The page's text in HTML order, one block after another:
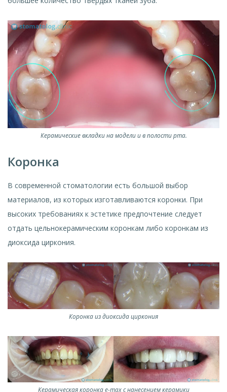
Керамические вкладки на модели и в полости рта.
Коронка
В современной стоматологии есть большой выбор
материалов, из которых изготавливаются коронки. При
высоких требованиях к эстетике предпочтение следует
отдать цельнокерамическим коронкам либо коронкам из
диоксида циркония.
Коронка из диоксида циркония
Керамическая коронка e-max с нанесением керамики